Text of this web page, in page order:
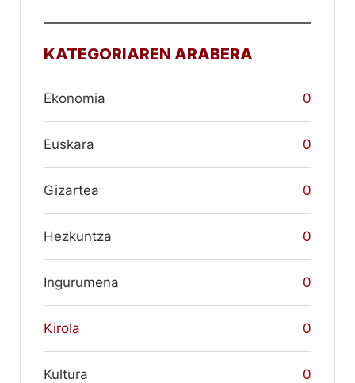
KATEGORIAREN ARABERA
Ekonomia 0
Euskara 0
Gizartea 0
Hezkuntza 0
Ingurumena 0
Kirola 0
Kultura 0